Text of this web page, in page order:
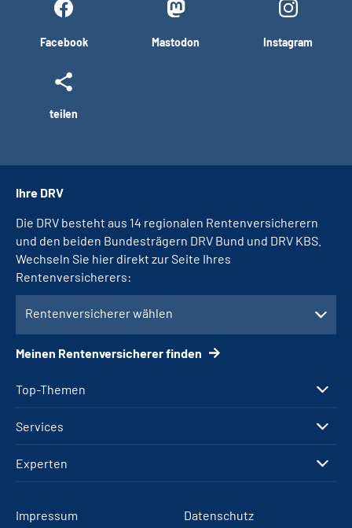
Facebook Mastodon Instagram
teilen
Top-Themen
Services
Experten
Ihre DRV
Die DRV besteht aus 14 regionalen Rentenversicherern
und den beiden Bundesträgern DRV Bund und DRV KBS.
Wechseln Sie hier direkt zur Seite Ihres
Rentenversicherers:
Rentenversicherer wählen
Meinen Rentenversicherer finden
Impressum Datenschutz